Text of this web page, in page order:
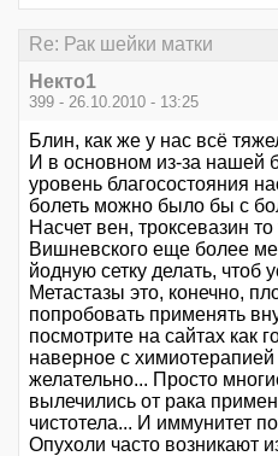
Re: Рак шейки матки
Некто1
399 - 26.10.2010 - 13:25
Блин, как же у нас всё
И в основном из-за нашей
уровень благосостояния
болеть можно было бы с
Насчет вен, троксевазин
Вишневского еще более
йодную сетку делать, чтоб
Метастазы это, конечно,
попробовать применять
посмотрите на сайтах как
наверное с
желательно... Просто
вылечились от рака
чистотела... И иммунитет
Опухоли часто возникают